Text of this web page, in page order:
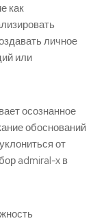
как
личное
или
осознанное
обоснований
от
admiral-x в